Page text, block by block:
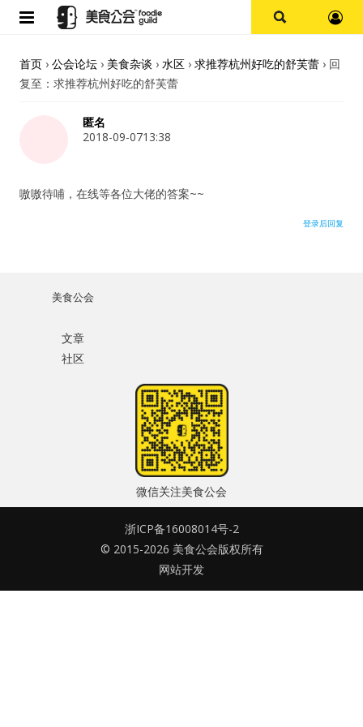
用户名或Email
记住我的登录状态
没帐号？ 注册一个
探店报告
公会活动
信息发布
悬赏测评
私家厨房
首页 › 公会论坛 › 美食杂谈 › 水区 › 求推荐杭州好吃的舒芙蕾 › 回
复至：求推荐杭州好吃的舒芙蕾
匿名
2018-09-0713:38
嗷嗷待哺，在线等各位大佬的答案~~
登录后回复
美食公会
文章
社区
微信关注美食公会
浙ICP备16008014号-2
© 2015-2026 美食公会版权所有
网站开发